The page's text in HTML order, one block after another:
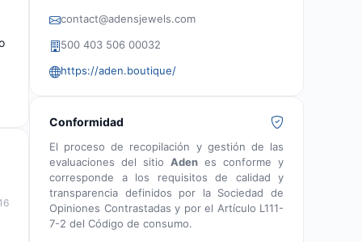
contact@adensjewels.com
500 403 506 00032
https://aden.boutique/
Conformidad
El proceso de recopilación y gestión de las
evaluaciones del sitio Aden es conforme y
corresponde a los requisitos de calidad y
transparencia definidos por la Sociedad de
Opiniones Contrastadas y por el Artículo L111-
7-2 del Código de consumo.